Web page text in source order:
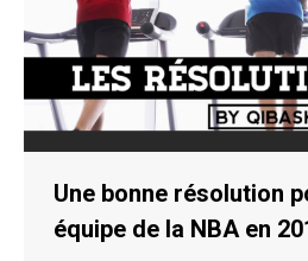
Une bonne résolution
équipe de la NBA en